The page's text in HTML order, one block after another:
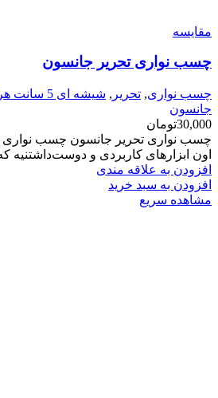
مقایسه
چسب نواری تحریر جانسون
چسب نواری, تحریر , شیشه ای 5 سانت هرکولس
جانسون
30,000تومان
چسب نواری تحریر جانسون چسب نواری
اون ابزارهای کاربردی و دوست‌داشتنیه
افزودن به علاقه مندی
افزودن به سبد خرید
مشاهده سریع